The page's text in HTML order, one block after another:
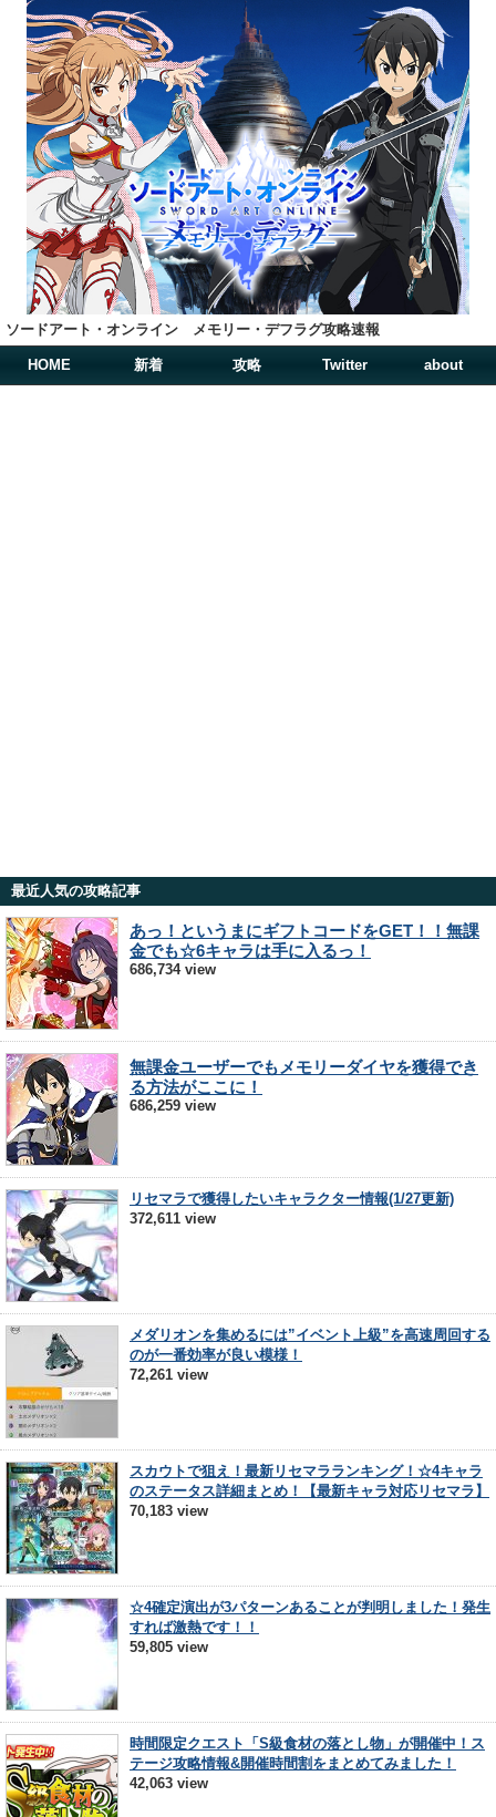
ソードアート・オンライン メモリー・デフラグ攻略速報
HOME 新着 攻略 Twitter about
最近人気の攻略記事
あっ！というまにギフトコードをGET！！無課
金でも☆6キャラは手に入るっ！
686,734 view
無課金ユーザーでもメモリーダイヤを獲得でき
る方法がここに！
686,259 view
リセマラで獲得したいキャラクター情報(1/27更新)
372,611 view
メダリオンを集めるには”イベント上級”を高速周回する
のが一番効率が良い模様！
72,261 view
スカウトで狙え！最新リセマラランキング！☆4キャラ
のステータス詳細まとめ！【最新キャラ対応リセマラ】
70,183 view
☆4確定演出が3パターンあることが判明しました！発生
すれば激熱です！！
59,805 view
時間限定クエスト「S級食材の落とし物」が開催中！ス
テージ攻略情報&開催時間割をまとめてみました！
42,063 view